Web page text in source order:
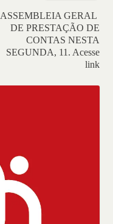
ASSEMBLEIA GERAL
DE PRESTAÇÃO DE
CONTAS NESTA
SEGUNDA, 11. Acesse
link